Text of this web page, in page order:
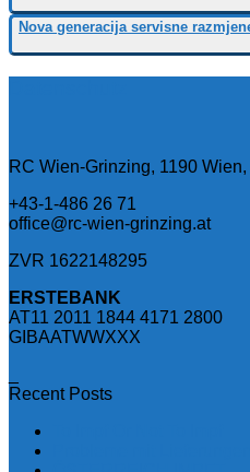
Nova generacija servisne
RC Wien-Grinzing, 1190
+43-1-486 26 71
office@rc-wien-grinzing.at
ZVR 1622148295
ERSTEBANK
AT11 2011 1844 4171 2800
GIBAATWWXXX
Recent Posts